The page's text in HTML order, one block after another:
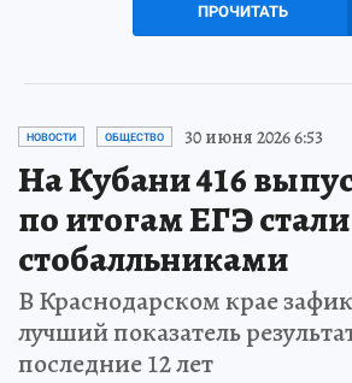
ПРОЧИТАТЬ
НОВОСТИ ОБЩЕСТВО 30 июня 2026 6:53
На Кубани 416
по итогам ЕГЭ стали
стобалльниками
В Краснодарском крае
лучший показатель
последние 12 лет